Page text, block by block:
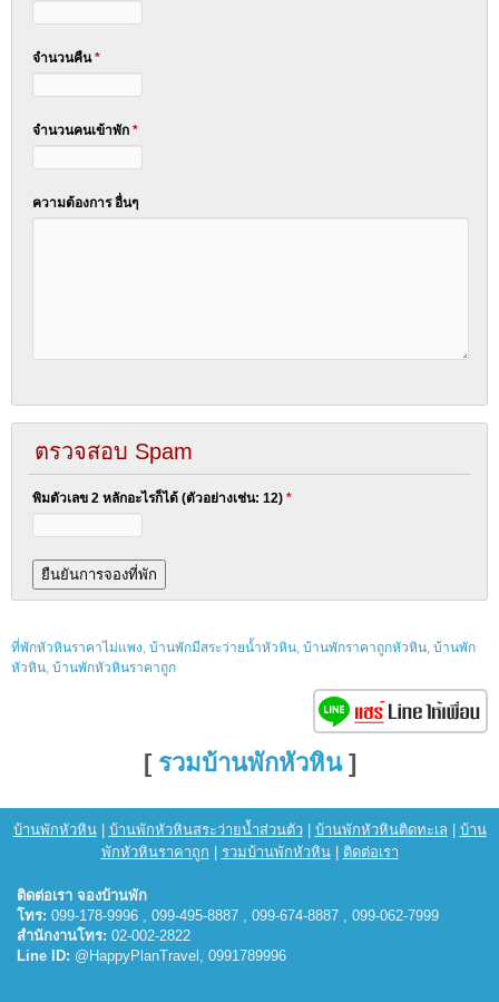
จำนวนคืน*
จำนวนคนเข้าพัก *
ความต้องการ อื่นๆ
ตรวจสอบ Spam
พิมตัวเลข 2 หลักอะไรก็ได้ (ตัวอย่างเช่น: 12) *
ที่พักหัวหินราคาไม่แพง, บ้านพักมีสระว่ายน้ำหัวหิน, บ้านพักราคาถูกหัวหิน, บ้านพัก
หัวหิน, บ้านพักหัวหินราคาถูก
[ รวมบ้านพักหัวหิน]
บ้านพักหัวหิน| บ้านพักหัวหินสระว่ายน้ำส่วนตัว| บ้านพักหัวหินติดทะเล
บ้าน
พักหัวหินราคาถูก
รวมบ้านพักหัวหิน| ติดต่อเรา
ติดต่อเรา จองบ้านพัก
โทร: 099-178-9996 , 099-495-8887 , 099-674-8887 , 099-062-7999
สำนักงานโทร: 02-002-2822
Line ID: @HappyPlanTravel, 0991789996